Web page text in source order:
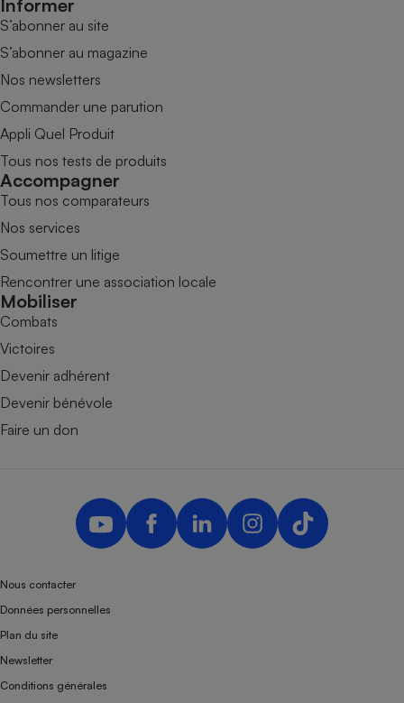
Informer
S’abonner au site
S’abonner au magazine
Nos newsletters
Commander une parution
Appli Quel Produit
Tous nos tests de produits
Accompagner
Tous nos comparateurs
Nos services
Soumettre un litige
Rencontrer une association locale
Mobiliser
Combats
Victoires
Devenir adhérent
Devenir bénévole
Faire un don
Nous contacter
Données personnelles
Plan du site
Newsletter
Conditions générales